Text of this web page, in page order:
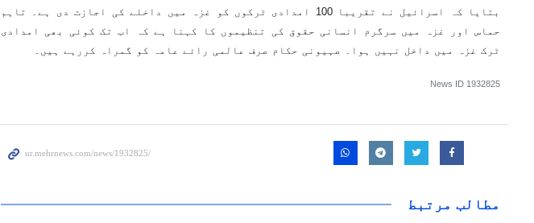
بتایا کہ اسرائیل نے تقریبا 100 امدادی ٹرکوں کو غزہ میں داخلے کی اجازت دی ہے۔ تاہم
حماس اور غزہ میں سرگرم انسانی حقوق کی تنظیموں کا کہنا ہے کہ اب تک کوئی بھی امدادی
ٹرک غزہ میں داخل نہیں ہوا۔ صہیونی حکام صرف عالمی رائے عامہ کو گمراہ کررہے ہیں۔
News ID 1932825
مطالب مرتبط